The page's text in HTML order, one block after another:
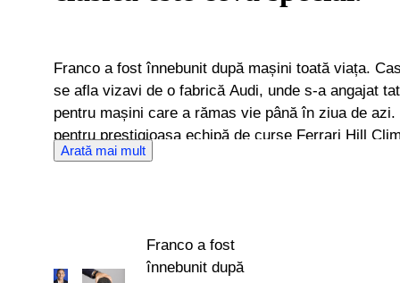
Franco a fost înnebunit după mașini toată viața.
se afla vizavi de o fabrică Audi, unde s-a angajat
pentru mașini care a rămas vie până în ziua de azi. Franco a lucrat înainte ca COO
pentru prestigioasa echipă de curse Ferrari Hill
mașini clasice și super mașini celebre din întreaga
certificat al Federperiti – federația națională pentru
Italia – precum și al Comitetului de Prețuri, Ruoteclassiche. Mânat de
Arată mai mult
Franco a fost
înnebunit după